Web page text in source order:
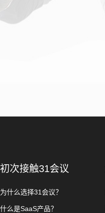
初次接触31会议
为什么选择31会议？
什么是SaaS产品？